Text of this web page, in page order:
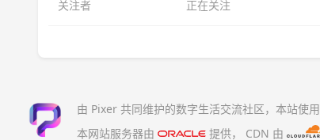
关注者 正在关注
由 Pixer 共同维护的数字生活交流社区，本站使用
本网站服务器由
提供， CDN 由